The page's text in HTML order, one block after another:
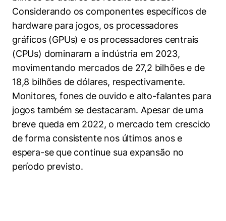
Considerando os componentes específicos de
hardware para jogos, os processadores
gráficos (GPUs) e os processadores centrais
(CPUs) dominaram a indústria em 2023,
movimentando mercados de 27,2 bilhões e de
18,8 bilhões de dólares, respectivamente.
Monitores, fones de ouvido e alto-falantes para
jogos também se destacaram. Apesar de uma
breve queda em 2022, o mercado tem crescido
de forma consistente nos últimos anos e
espera-se que continue sua expansão no
período previsto.
Cookies estritamente necessários
Cookies de preferências de usuário